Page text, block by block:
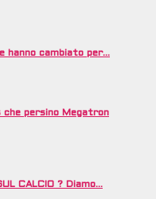
hanno cambiato per…
persino Megatron
CALCIO ? Diamo…